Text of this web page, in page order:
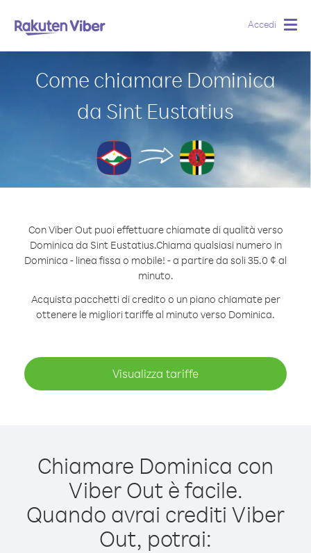
Accedi
Come chiamare Dominica
da Sint Eustatius
Con Viber Out puoi effettuare chiamate di qualità verso
Dominica da Sint Eustatius.Chiama qualsiasi numero in
Dominica - linea fissa o mobile! - a partire da soli 35.0 ¢ al
minuto.
Acquista pacchetti di credito o un piano chiamate per
ottenere le migliori tariffe al minuto verso Dominica.
Visualizza tariffe
Chiamare Dominica con
Viber Out è facile.
Quando avrai crediti Viber
Out, potrai: